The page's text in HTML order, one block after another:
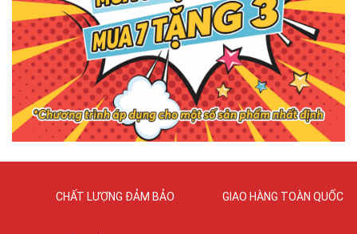
CHẤT LƯỢNG ĐẢM BẢO GIAO HÀNG TOÀN QUỐC